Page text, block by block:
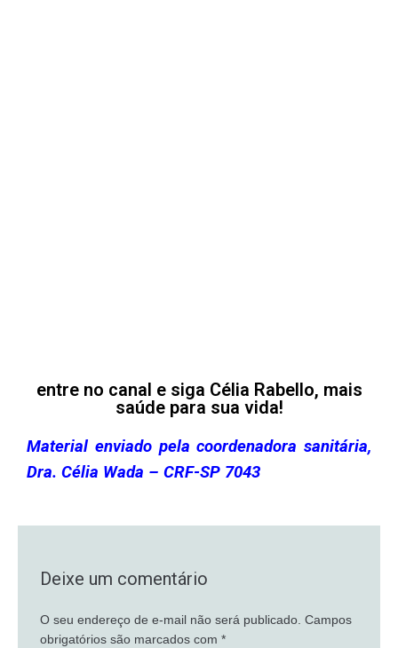
entre no canal e siga Célia Rabello, mais
saúde para sua vida!
Material enviado pela coordenadora sanitária,
Dra. Célia Wada – CRF-SP 7043
Deixe um comentário
O seu endereço de e-mail não será publicado. Campos
obrigatórios são marcados com *